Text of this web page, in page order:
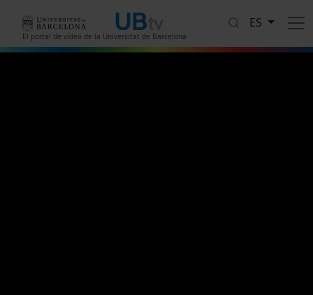
El portal de vídeo de la Universitat de Barcelona
ES